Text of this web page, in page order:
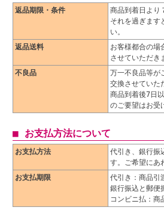
返品期限・条件
商品到着日より
それを過ぎます
い。
返品送料
お客様都合の場
させていただき
不良品
万一不良品等が
交換させていた
商品到着後7日
のご要望はお受
■ お支払方法について
お支払方法
代引き、銀行振
す。ご希望にあ
お支払期限
代引き：商品引
銀行振込と郵便
コンビニ払：商